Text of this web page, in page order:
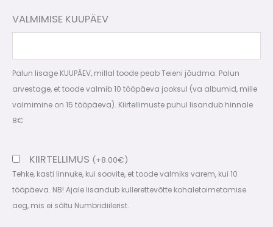
VALMIMISE KUUPÄEV
Palun lisage KUUPÄEV, millal toode peab Teieni jõudma. Palun
arvestage, et toode valmib 10 tööpäeva jooksul (va albumid, mille
valmimine on 15 tööpäeva). Kiirtellimuste puhul lisandub hinnale
8€
KIIRTELLIMUS (+8.00€)
Tehke, kasti linnuke, kui soovite, et toode valmiks varem, kui 10
tööpäeva. NB! Ajale lisandub kullerettevõtte kohaletoimetamise
aeg, mis ei sõltu Numbridiilerist.